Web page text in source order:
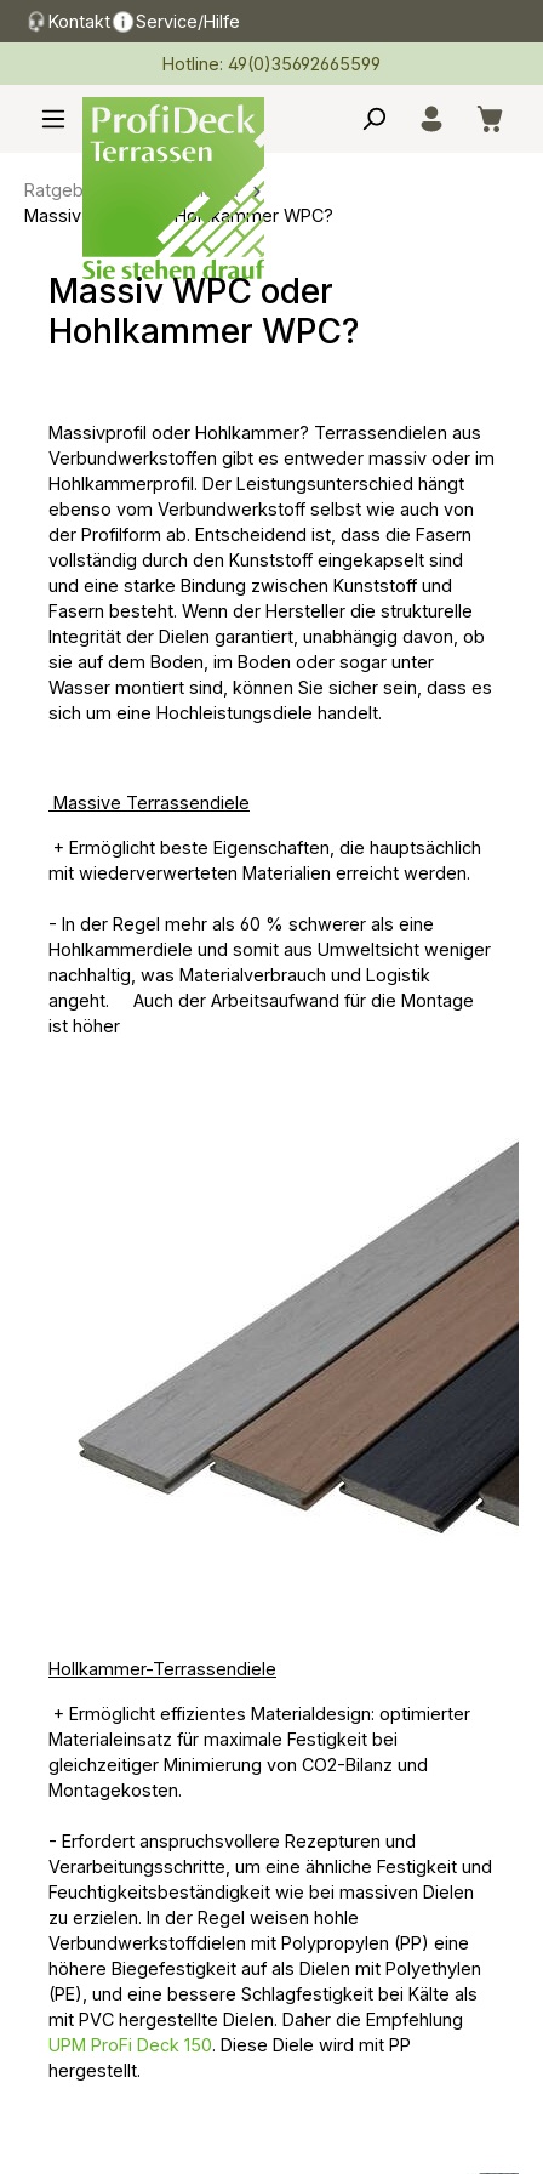
springen
Kontakt Service/Hilfe
Hotline: 49(0)35692665599
Ratgeber Terrassendielen
Massiv WPC oder Hohlkammer WPC?
Massiv WPC oder
Hohlkammer WPC?
Massivprofil oder Hohlkammer? Terrassendielen aus
Verbundwerkstoffen gibt es entweder massiv oder im
Hohlkammerprofil. Der Leistungsunterschied hängt
ebenso vom Verbundwerkstoff selbst wie auch von
der Profilform ab. Entscheidend ist, dass die Fasern
vollständig durch den Kunststoff eingekapselt sind
und eine starke Bindung zwischen Kunststoff und
Fasern besteht. Wenn der Hersteller die strukturelle
Integrität der Dielen garantiert, unabhängig davon, ob
sie auf dem Boden, im Boden oder sogar unter
Wasser montiert sind, können Sie sicher sein, dass es
sich um eine Hochleistungsdiele handelt.
Massive Terrassendiele
+ Ermöglicht beste Eigenschaften, die hauptsächlich
mit wiederverwerteten Materialien erreicht werden.
- In der Regel mehr als 60 % schwerer als eine
Hohlkammerdiele und somit aus Umweltsicht weniger
nachhaltig, was Materialverbrauch und Logistik
angeht. Auch der Arbeitsaufwand für die Montage
ist höher
Hollkammer-Terrassendiele
+ Ermöglicht effizientes Materialdesign: optimierter
Materialeinsatz für maximale Festigkeit bei
gleichzeitiger Minimierung von CO2-Bilanz und
Montagekosten.
- Erfordert anspruchsvollere Rezepturen und
Verarbeitungsschritte, um eine ähnliche Festigkeit und
Feuchtigkeitsbeständigkeit wie bei massiven Dielen
zu erzielen. In der Regel weisen hohle
Verbundwerkstoffdielen mit Polypropylen (PP) eine
höhere Biegefestigkeit auf als Dielen mit Polyethylen
(PE), und eine bessere Schlagfestigkeit bei Kälte als
mit PVC hergestellte Dielen. Daher die Empfehlung
UPM ProFi Deck 150. Diese Diele wird mit PP
hergestellt.